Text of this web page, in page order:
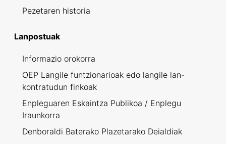
Pezetaren historia
Lanpostuak
Informazio orokorra
OEP Langile funtzionarioak edo langile lan-
kontratudun finkoak
Enpleguaren Eskaintza Publikoa / Enplegu
Iraunkorra
Denboraldi Baterako Plazetarako Deialdiak